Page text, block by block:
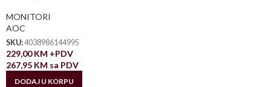
MONITORI
AOC
SKU:4038986144995
229,00KM +PDV
267,95 KM sa PDV
DODAJ U KORPU